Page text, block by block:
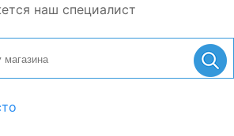
наш специалист